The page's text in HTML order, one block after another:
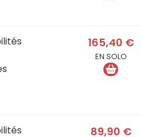
165,40 €
EN SOLO
89,90 €